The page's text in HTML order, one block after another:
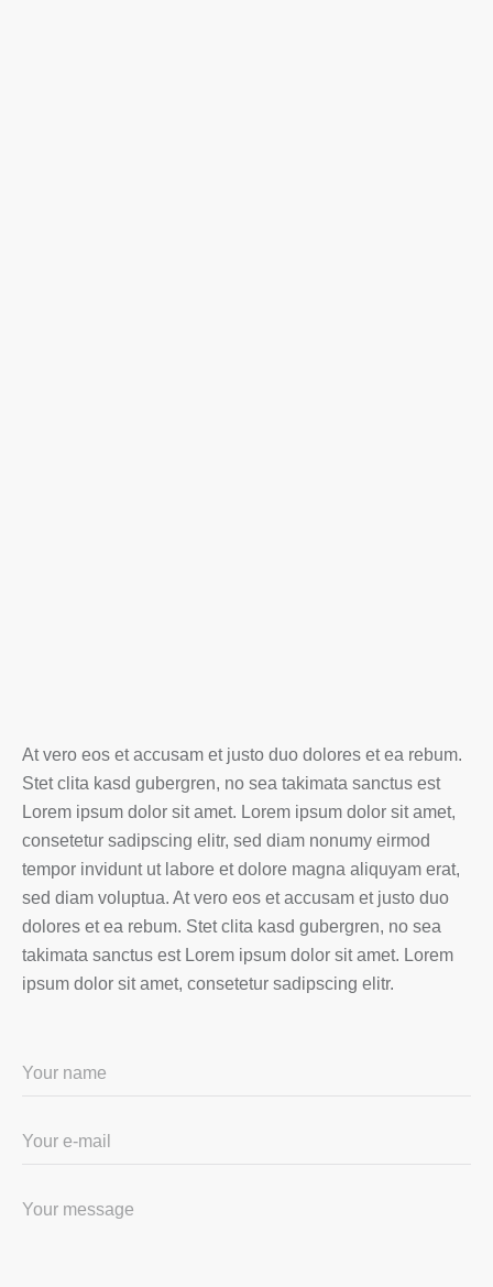
At vero eos et accusam et justo duo dolores et ea rebum.
Stet clita kasd gubergren, no sea takimata sanctus est
Lorem ipsum dolor sit amet. Lorem ipsum dolor sit amet,
consetetur sadipscing elitr, sed diam nonumy eirmod
tempor invidunt ut labore et dolore magna aliquyam erat,
sed diam voluptua. At vero eos et accusam et justo duo
dolores et ea rebum. Stet clita kasd gubergren, no sea
takimata sanctus est Lorem ipsum dolor sit amet. Lorem
ipsum dolor sit amet, consetetur sadipscing elitr.